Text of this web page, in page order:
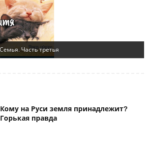
Кому на Руси земля принадлежит?
Горькая правда